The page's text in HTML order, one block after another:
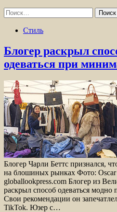
Найти:
Стиль
Блогер раскрыл
одеваться при
Блогер Чарли Беттс признался,
на блошиных рынках Фото: Oscar
globallookpress.com Блогер из
раскрыл способ одеваться
Свои рекомендации он
TikTok. Юзер с…